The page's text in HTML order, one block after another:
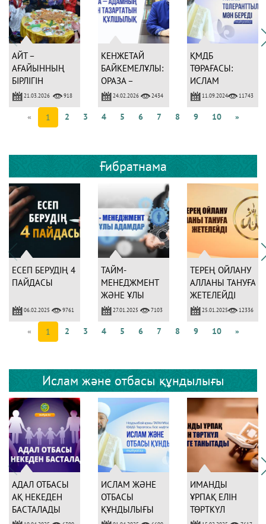
АЙТ –
АҒАЙЫННЫҢ
БІРЛІГІН
АРТТЫРАТЫН
МЕРЕКЕ
21.03.2026 918
КЕНЖЕТАЙ
БАЙКЕМЕЛҰЛЫ:
ОРАЗА –
АДАМНЫҢ
РУХЫН
ТАЗАРТАТЫН
24.02.2026 2434
ҚМДБ
ТӨРАҒАСЫ:
ИСЛАМ
МӘН БЕРЕДІ
11.09.2024 11743
« 1 2 3 4 5 6 7 8 9 10 »
Ғибратнама
ЕСЕП БЕРУДІҢ 4
ПАЙДАСЫ
06.02.2025 9761
ТАЙМ-
МЕНЕДЖМЕНТ
ЖӘНЕ ҰЛЫ
АДАМДАР
27.01.2025 7103
ТЕРЕҢ ОЙЛАНУ
АЛЛАНЫ ТАНУҒА
ЖЕТЕЛЕЙДІ
25.01.2025 12336
« 1 2 3 4 5 6 7 8 9 10 »
Ислам және отбасы құндылығы
АДАЛ ОТБАСЫ
АҚ НЕКЕДЕН
БАСТАЛАДЫ
ИСЛАМ ЖӘНЕ
ОТБАСЫ
ҚҰНДЫЛЫҒЫ
ИМАНДЫ
ҰРПАҚ ЕЛІН
ТӨРТКҮЛ
ДҮНИЕГЕ